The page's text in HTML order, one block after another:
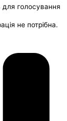
для голосування
не потрібна.